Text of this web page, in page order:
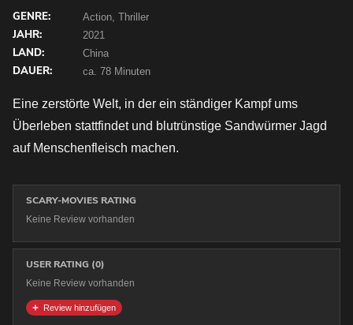
GENRE: Action, Thriller
JAHR: 2021
LAND: China
DAUER: ca. 78 Minuten
Eine zerstörte Welt, in der ein ständiger Kampf ums
Überleben stattfindet und blutrünstige Sandwürmer Jagd
auf Menschenfleisch machen.
SCARY-MOVIES RATING
Keine Review vorhanden
USER RATING (0)
Keine Review vorhanden
Review hinzufügen